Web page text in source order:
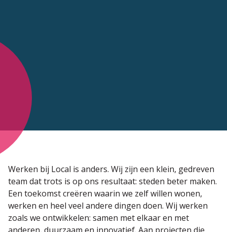
Werken bij Local is anders. Wij zijn een klein, gedreven
team dat trots is op ons resultaat: steden beter maken.
Een toekomst creëren waarin we zelf willen wonen,
werken en heel veel andere dingen doen. Wij werken
zoals we ontwikkelen: samen met elkaar en met